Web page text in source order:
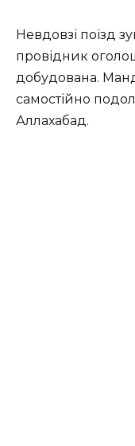
Невдовзі поїзд
провідник
добудована.
самостійно
Аллахабад.